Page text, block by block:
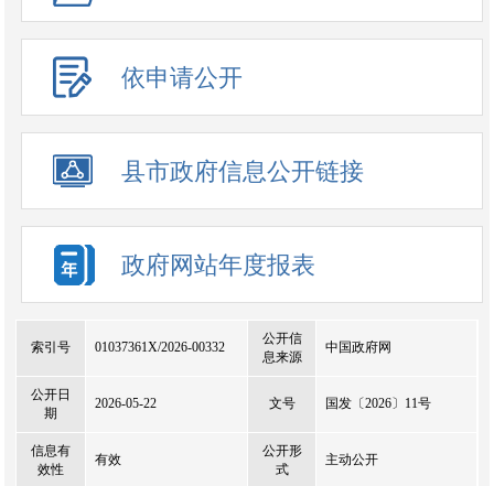
依申请公开
县市政府信息公开链接
政府网站年度报表
索引号 01037361X/2026-00332
公开信
息来源
中国政府网
公开日
期
2026-05-22 文号 国发〔2026〕11号
信息有
效性
有效
公开形
式
主动公开